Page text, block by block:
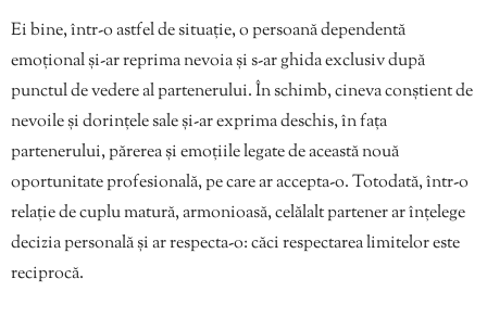
Ei bine, într-o astfel de situație, o persoană dependentă
emoțional și-ar reprima nevoia și s-ar ghida exclusiv după
punctul de vedere al partenerului. În schimb, cineva conștient de
nevoile și dorințele sale și-ar exprima deschis, în fața
partenerului, părerea și emoțiile legate de această nouă
oportunitate profesională, pe care ar accepta-o. Totodată, într-o
relație de cuplu matură, armonioasă, celălalt partener ar înțelege
decizia personală și ar respecta-o: căci respectarea limitelor este
reciprocă.